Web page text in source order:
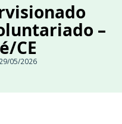
–
CE
05/2026